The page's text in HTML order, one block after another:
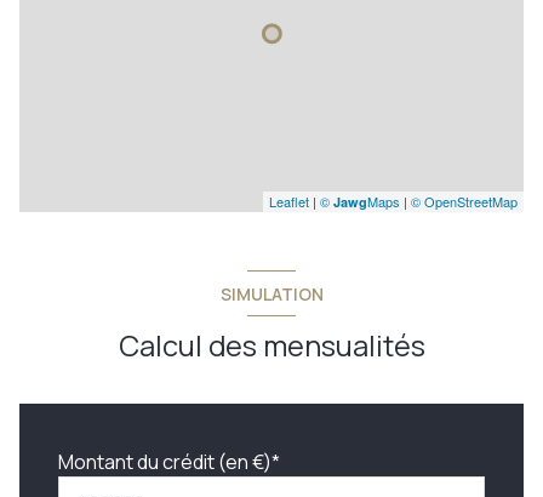
Leaflet | © JawgMaps | © OpenStreetMap
SIMULATION
Calcul des mensualités
Montant du crédit (en €)*